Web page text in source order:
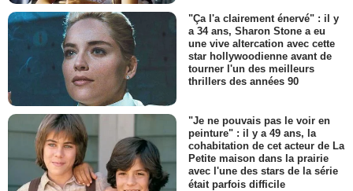
"Ça l'a clairement énervé" : il y
a 34 ans, Sharon Stone a eu
une vive altercation avec cette
star hollywoodienne avant de
tourner l'un des meilleurs
thrillers des années 90
"Je ne pouvais pas le voir en
peinture" : il y a 49 ans, la
cohabitation de cet acteur de La
Petite maison dans la prairie
avec l'une des stars de la série
était parfois difficile